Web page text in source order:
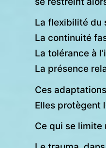
La flexibilité du
La continuité
La tolérance à
La présence
Ces
Elles protègent
Ce qui se limite